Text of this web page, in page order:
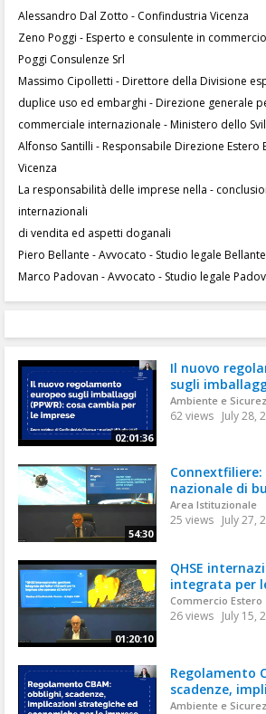
Alessandro Dal Zotto - Confindustria Vicenza
Zeno Poggi - Esperto e consulente in
Poggi Consulenze Srl
Massimo Cipolletti - Direttore della Divisione
duplice uso ed embarghi - Direzione generale
commerciale internazionale - Ministero dello
Alfonso Santilli - Responsabile Direzione Estero
Vicenza
La responsabilità delle imprese nella -
internazionali
di vendita ed aspetti doganali
Piero Bellante - Avvocato - Studio legale
Marco Padovan - Avvocato - Studio legale
02:01:36
Il nuovo
sugli
Ambiente e
62 views July 28,
54:30
nazionale di
Area Istituzionale
25 views July 27,
01:20:10
QHSE
integrata per
Commercio Estero
26 views July 15,
Regolamento
scadenze,
Ambiente e